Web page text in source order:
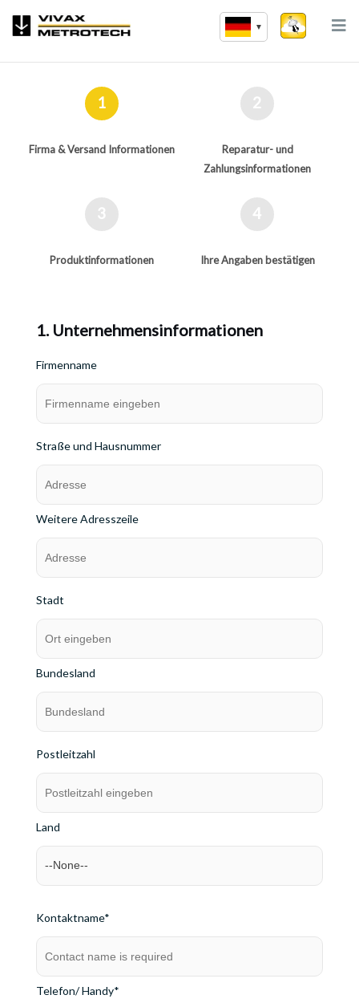
Inhalt
1
Firma & Versand Informationen
2
Reparatur- und
Zahlungsinformationen
3
Produktinformationen
4
Ihre Angaben bestätigen
1. Unternehmensinformationen
Firmenname
Straße und Hausnummer
Weitere Adresszeile
Stadt
Bundesland
Postleitzahl
Land
Kontaktname*
Telefon/ Handy*